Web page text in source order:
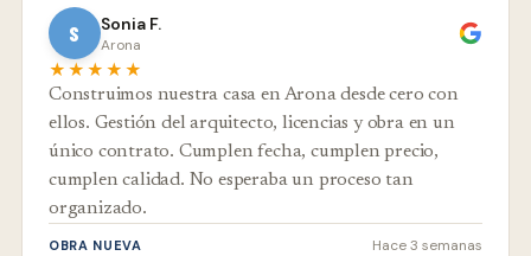
S Sonia F.
Arona
★★★★★
Construimos nuestra casa en Arona desde cero con
ellos. Gestión del arquitecto, licencias y obra en un
único contrato. Cumplen fecha, cumplen precio,
cumplen calidad. No esperaba un proceso tan
organizado.
OBRA NUEVA Hace 3 semanas